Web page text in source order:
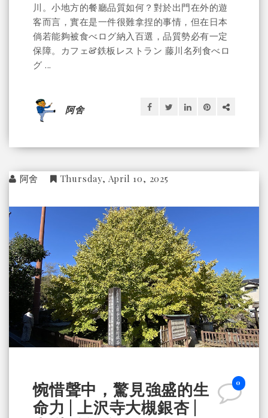
川。小地方的餐廳品質如何？對於出門在外的遊
客而言，實在是一件很難拿捏的事情，但在日本
倘若能夠被食べログ納入百選，品質勢必有一定
保障。カフェ&鉄板レストラン 藤川名列食べロ
グ ...
阿舍
阿舍 Thursday, April 10, 2025
0
惋惜聲中，驚見強盛的生
命力 | 上沢寺大槻銀杏 |